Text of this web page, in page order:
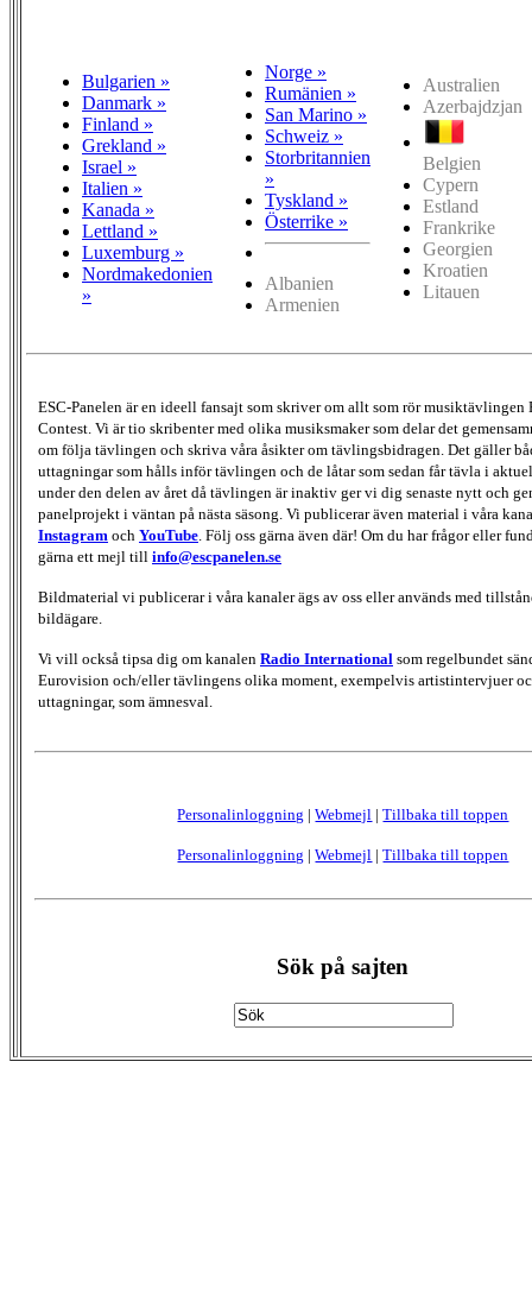
Bulgarien »
Danmark »
Finland »
Grekland »
Israel »
Italien »
Kanada »
Lettland »
Luxemburg »
Nordmakedonien
»
Norge »
Rumänien »
San Marino »
Schweiz »
Storbritannien
»
Tyskland »
Österrike »
Albanien
Armenien
Australien
Azerbajdzjan
Belgien
Cypern
Estland
Frankrike
Georgien
Kroatien
Litauen
ESC-Panelen är en ideell fansajt som skriver om allt som rör musiktävlingen
Contest. Vi är tio skribenter med olika musiksmaker som delar det
om följa tävlingen och skriva våra åsikter om tävlingsbidragen. Det gäller
uttagningar som hålls inför tävlingen och de låtar som sedan får tävla i
under den delen av året då tävlingen är inaktiv ger vi dig senaste nytt och
panelprojekt i väntan på nästa säsong. Vi publicerar även material i våra
Instagram och YouTube. Följ oss gärna även där! Om du har frågor eller
gärna ett mejl till info@escpanelen.se
Bildmaterial vi publicerar i våra kanaler ägs av oss eller används med
bildägare.
Vi vill också tipsa dig om kanalen Radio International som regelbundet
Eurovision och/eller tävlingens olika moment, exempelvis artistintervjuer
uttagningar, som ämnesval.
Personalinloggning |Webmejl |Tillbaka till toppen
Personalinloggning |Webmejl |Tillbaka till toppen
Sök på sajten